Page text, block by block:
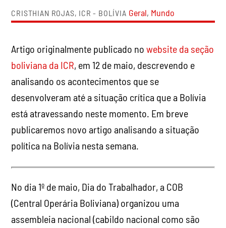
CRISTHIAN ROJAS, ICR - BOLÍVIA Geral, Mundo
Artigo originalmente publicado nowebsite da seção
boliviana da ICR, em 12 de maio, descrevendo e
analisando os acontecimentos que se
desenvolveram até a situação crítica que a Bolívia
está atravessando neste momento. Em breve
publicaremos novo artigo analisando a situação
política na Bolívia nesta semana.
No dia 1º de maio, Dia do Trabalhador, a COB
(Central Operária Boliviana) organizou uma
assembleia nacional (cabildo nacional como são